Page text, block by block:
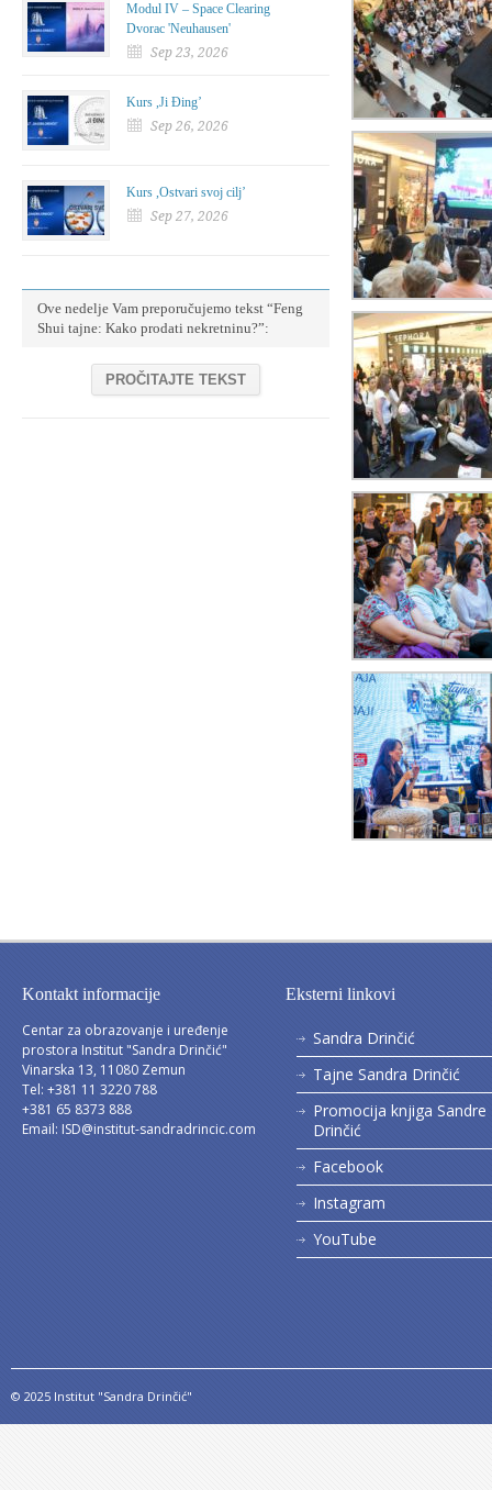
Modul IV – Space Clearing
Dvorac 'Neuhausen'
Sep 23, 2026
Kurs ,Ji Đing’
Sep 26, 2026
Kurs ,Ostvari svoj cilj’
Sep 27, 2026
Ove nedelje Vam preporučujemo tekst “Feng
Shui tajne: Kako prodati nekretninu?”:
PROČITAJTE TEKST
Kontakt informacije
Centar za obrazovanje i uređenje
prostora Institut "Sandra Drinčić"
Vinarska 13, 11080 Zemun
Tel: +381 11 3220 788
+381 65 8373 888
Email: ISD@institut-sandradrincic.com
Eksterni linkovi
Sandra Drinčić
Tajne Sandra Drinčić
Promocija knjiga Sandre
Drinčić
Facebook
Instagram
YouTube
© 2025 Institut "Sandra Drinčić"